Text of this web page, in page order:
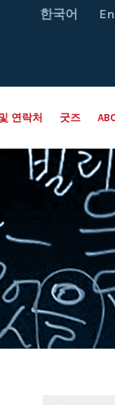
한국어
연락처 굿즈